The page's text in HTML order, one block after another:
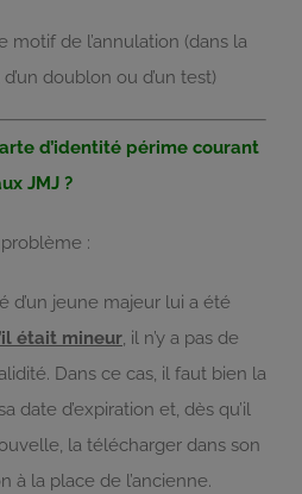
motif de l’annulation (dans la
doublon ou d’un test)
d’identité périme courant
JMJ ?
:
d’un jeune majeur lui a été
était mineur, il n’y a pas de
Dans ce cas, il faut bien la
date d’expiration et, dès qu’il
la télécharger dans son
à la place de l’ancienne.